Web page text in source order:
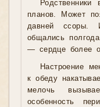
Родственники
планов. Может
давней
общались
— сердце более
Настроение
к обеду
мелочь
особенность